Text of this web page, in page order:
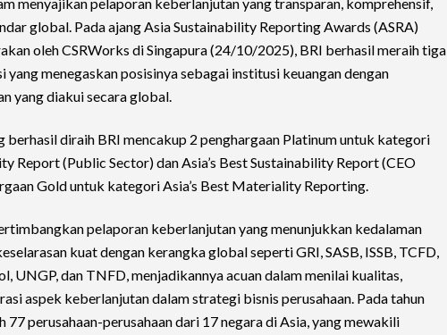
global. Pada ajang Asia Sustainability Reporting Awards (ASRA)
oleh CSRWorks di Singapura (24/10/2025), BRI berhasil meraih tiga
yang menegaskan posisinya sebagai institusi keuangan dengan
yang diakui secara global.
berhasil diraih BRI mencakup 2 penghargaan Platinum untuk kategori
Report (Public Sector) dan Asia’s Best Sustainability Report (CEO
Gold untuk kategori Asia’s Best Materiality Reporting.
pelaporan keberlanjutan yang menunjukkan kedalaman
kuat dengan kerangka global seperti GRI, SASB, ISSB, TCFD,
UNGP, dan TNFD, menjadikannya acuan dalam menilai kualitas,
aspek keberlanjutan dalam strategi bisnis perusahaan. Pada tahun
77 perusahaan-perusahaan dari 17 negara di Asia, yang mewakili